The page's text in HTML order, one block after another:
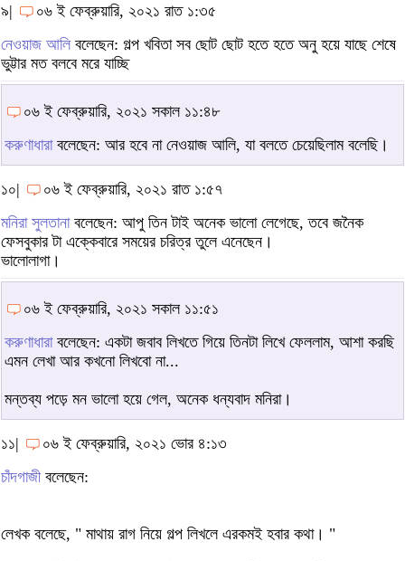
৯|
০৬ ই ফেব্রুয়ারি, ২০২১ রাত ১:৩৫
নেওয়াজ আলি বলেছেন: গল্প খবিতা সব ছোট ছোট হতে হতে অনু হয়ে যাছে শেষে
ভুট্টার মত বলবে মরে যাচ্ছি
০৬ ই ফেব্রুয়ারি, ২০২১ সকাল ১১:৪৮
করুণাধারাবলেছেন: আর হবে না নেওয়াজ আলি, যা বলতে চেয়েছিলাম বলেছি।
১০|
০৬ ই ফেব্রুয়ারি, ২০২১ রাত ১:৫৭
মনিরা সুলতানাবলেছেন: আপু তিন টাই অনেক ভালো লেগেছে, তবে জনৈক
ফেসবুকার টা এক্কেবারে সময়ের চরিত্র তুলে এনেছেন।
ভালোলাগা।
০৬ ই ফেব্রুয়ারি, ২০২১ সকাল ১১:৫১
করুণাধারাবলেছেন: একটা জবাব লিখতে গিয়ে তিনটা লিখে ফেললাম, আশা করছি
এমন লেখা আর কখনো লিখবো না...
মন্তব্য পড়ে মন ভালো হয়ে গেল, অনেক ধন্যবাদ মনিরা।
১১|
০৬ ই ফেব্রুয়ারি, ২০২১ ভোর ৪:১৩
চাঁদগাজীবলেছেন:
লেখক বলেছে, " মাথায় রাগ নিয়ে গল্প লিখলে এরকমই হবার কথা। "